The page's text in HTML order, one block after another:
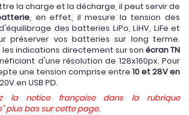
la charge et la décharge, il peut servir de
, en effet, il mesure la tension des
des batteries LiPo, LiHV, LiFe et
préserver vos batteries sur long terme.
indications directement sur son écran TN
d'une résolution de 128x160px. Pour
une tension comprise entre 10 et 28V en
en USB PD.
la notice française dans la rubrique
plus bas sur cette page.